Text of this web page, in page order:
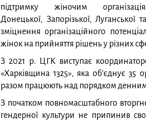
підтримку жіночим
Донецької, Запорізької, Луганської
зміцнення організаційного
жінок на прийняття рішень у різних
З 2021 р. ЦГК виступає
«Харківщина 1325», яка об’єднує 35
разом працюють над порядком
З початком повномасштабного
гендерної культури не припинив